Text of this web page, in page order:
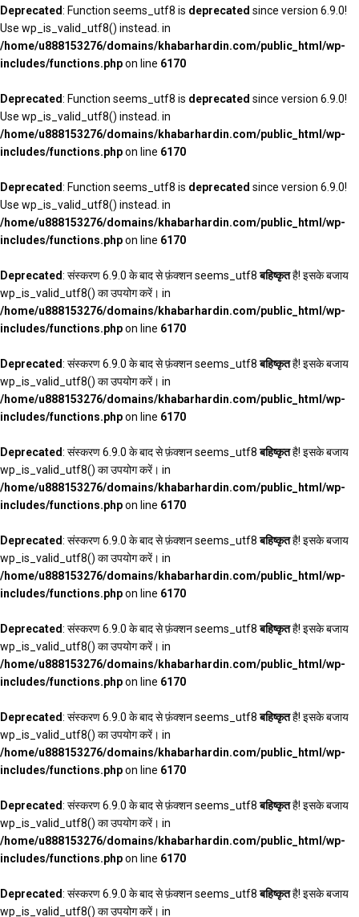
Deprecated: Function seems_utf8 is deprecated since version 6.9.0!
Use wp_is_valid_utf8() instead. in
/home/u888153276/domains/khabarhardin.com/public_html/wp-
includes/functions.phpon line 6170
Deprecated: Function seems_utf8 is deprecated since version 6.9.0!
Use wp_is_valid_utf8() instead. in
/home/u888153276/domains/khabarhardin.com/public_html/wp-
includes/functions.phpon line 6170
Deprecated: Function seems_utf8 is deprecated since version 6.9.0!
Use wp_is_valid_utf8() instead. in
/home/u888153276/domains/khabarhardin.com/public_html/wp-
includes/functions.phpon line 6170
Deprecated: संस्करण 6.9.0 के बाद से फ़ंक्शन seems_utf8बहिष्कृतहै! इसके बजाय
wp_is_valid_utf8() का उपयोग करें। in
/home/u888153276/domains/khabarhardin.com/public_html/wp-
includes/functions.phpon line 6170
Deprecated: संस्करण 6.9.0 के बाद से फ़ंक्शन seems_utf8बहिष्कृतहै! इसके बजाय
wp_is_valid_utf8() का उपयोग करें। in
/home/u888153276/domains/khabarhardin.com/public_html/wp-
includes/functions.phpon line 6170
Deprecated: संस्करण 6.9.0 के बाद से फ़ंक्शन seems_utf8बहिष्कृतहै! इसके बजाय
wp_is_valid_utf8() का उपयोग करें। in
/home/u888153276/domains/khabarhardin.com/public_html/wp-
includes/functions.phpon line 6170
Deprecated: संस्करण 6.9.0 के बाद से फ़ंक्शन seems_utf8बहिष्कृतहै! इसके बजाय
wp_is_valid_utf8() का उपयोग करें। in
/home/u888153276/domains/khabarhardin.com/public_html/wp-
includes/functions.phpon line 6170
Deprecated: संस्करण 6.9.0 के बाद से फ़ंक्शन seems_utf8बहिष्कृतहै! इसके बजाय
wp_is_valid_utf8() का उपयोग करें। in
/home/u888153276/domains/khabarhardin.com/public_html/wp-
includes/functions.phpon line 6170
Deprecated: संस्करण 6.9.0 के बाद से फ़ंक्शन seems_utf8बहिष्कृतहै! इसके बजाय
wp_is_valid_utf8() का उपयोग करें। in
/home/u888153276/domains/khabarhardin.com/public_html/wp-
includes/functions.phpon line 6170
Deprecated: संस्करण 6.9.0 के बाद से फ़ंक्शन seems_utf8बहिष्कृतहै! इसके बजाय
wp_is_valid_utf8() का उपयोग करें। in
/home/u888153276/domains/khabarhardin.com/public_html/wp-
includes/functions.phpon line 6170
Deprecated: संस्करण 6.9.0 के बाद से फ़ंक्शन seems_utf8बहिष्कृतहै! इसके बजाय
wp_is_valid_utf8() का उपयोग करें। in